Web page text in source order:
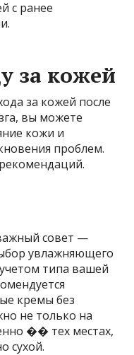
с ранее
за кожей
за кожей после
вы можете
кожи и
проблем.
совет —
увлажняющего
типа вашей
кремы без
не только на
�� тех местах,
сухой.